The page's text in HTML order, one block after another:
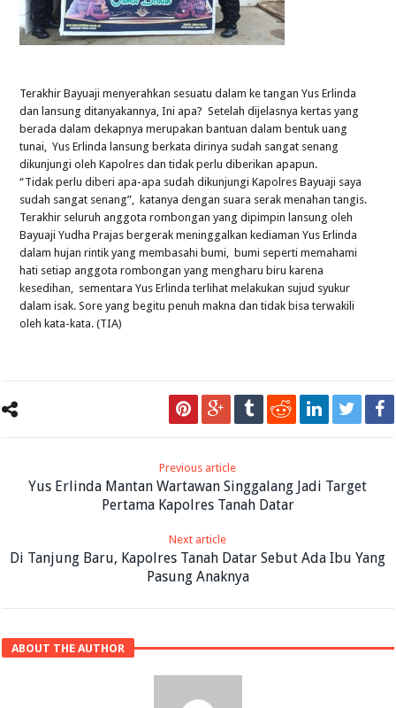
Terakhir Bayuaji menyerahkan sesuatu dalam ke tangan Yus Erlinda
dan lansung ditanyakannya, Ini apa? Setelah dijelasnya kertas yang
berada dalam dekapnya merupakan bantuan dalam bentuk uang
tunai, Yus Erlinda lansung berkata dirinya sudah sangat senang
dikunjungi oleh Kapolres dan tidak perlu diberikan apapun.
“Tidak perlu diberi apa-apa sudah dikunjungi Kapolres Bayuaji saya
sudah sangat senang”, katanya dengan suara serak menahan tangis.
Terakhir seluruh anggota rombongan yang dipimpin lansung oleh
Bayuaji Yudha Prajas bergerak meninggalkan kediaman Yus Erlinda
dalam hujan rintik yang membasahi bumi, bumi seperti memahami
hati setiap anggota rombongan yang mengharu biru karena
kesedihan, sementara Yus Erlinda terlihat melakukan sujud syukur
dalam isak. Sore yang begitu penuh makna dan tidak bisa terwakili
oleh kata-kata. (TIA)
Previous article
Yus Erlinda Mantan Wartawan Singgalang Jadi Target
Pertama Kapolres Tanah Datar
Next article
Di Tanjung Baru, Kapolres Tanah Datar Sebut Ada Ibu Yang
Pasung Anaknya
ABOUT THE AUTHOR